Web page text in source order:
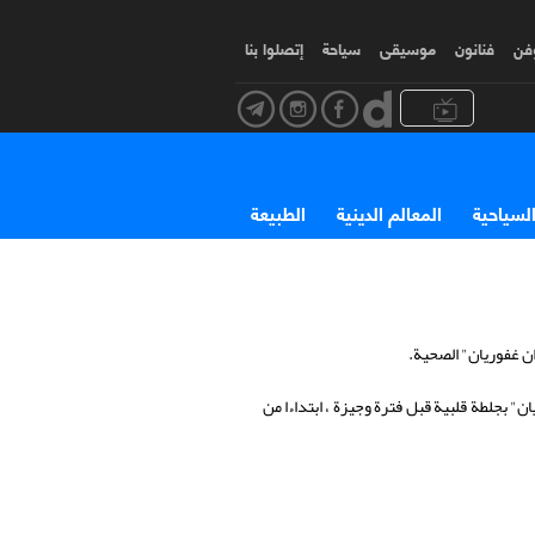
فنانون موسیقی سياحة إتصلوا بنا
الطبيعة المعالم الدينية
غفوريان" الصحية.
بجلطة قلبية قبل فترة وجيزة ، ابتداءا من